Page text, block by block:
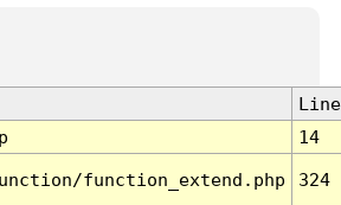
Line
14
function_extend.php 324